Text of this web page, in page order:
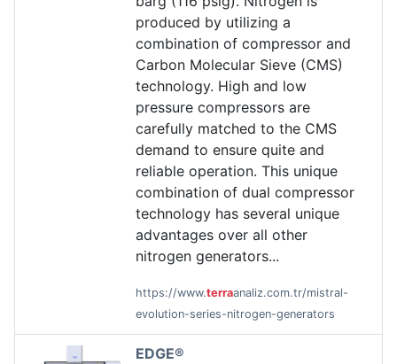
produced by utilizing a
combination of compressor and
Carbon Molecular Sieve (CMS)
technology. High and low
pressure compressors are
carefully matched to the CMS
demand to ensure quite and
reliable operation. This unique
combination of dual compressor
technology has several unique
advantages over all other
nitrogen generators...
https://www.terraanaliz.com.tr/mistral-
evolution-series-nitrogen-generators
EDGE®